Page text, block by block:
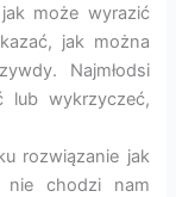
może wyrazić
jak można
Najmłodsi
lub wykrzyczeć,
rozwiązanie jak
nie chodzi nam